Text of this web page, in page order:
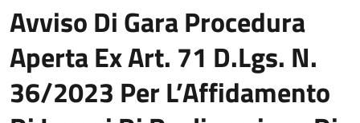
Avviso Di Gara Procedura
Aperta Ex Art. 71 D.Lgs. N.
36/2023 Per L’Affidamento